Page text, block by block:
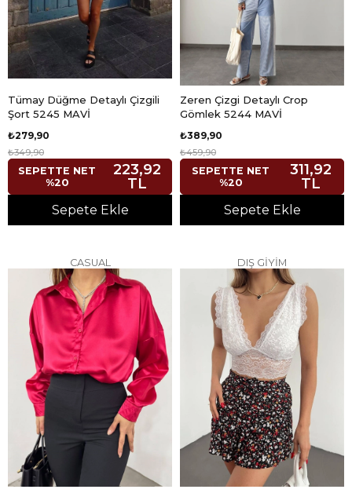
Tümay Düğme Detaylı Çizgili
Şort 5245 MAVİ
₺279,90
₺349,90
SEPETTE NET
%20
223,92
TL
Sepete Ekle
Zeren Çizgi Detaylı Crop
Gömlek 5244 MAVİ
₺389,90
₺459,90
SEPETTE NET
%20
311,92
TL
Sepete Ekle
CASUAL DIŞ GİYİM